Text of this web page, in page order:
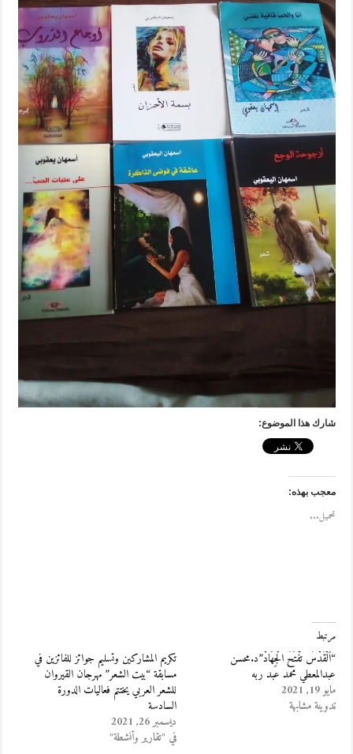
شارك هذا الموضوع:
معجب بهذه:
تحميل...
مرتبط
“اَلْقُدْسُ تَفْتَحُ الْجِهَادْ”د.محسن
عبدالمعطي محمد عبد ربه
مايو 19, 2021
تدوينة مشابهة
تكريم المشاركين وتسليم جوائز للفائزين في
مسابقة “بيت الشعر” مهرجان القيروان
للشعر العربي يختتم فعاليات الدورة
السادسة
ديسمبر 26, 2021
في "تقارير وأنشطة"